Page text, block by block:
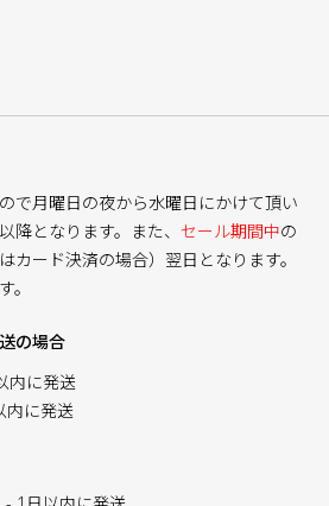
で月曜日の夜から水曜日にかけて頂い
降となります。また、 セール期間中の
カード決済の場合）翌日となります。
。
の場合
内に発送
内に発送